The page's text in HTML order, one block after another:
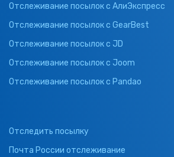
Отслеживание посылок с АлиЭкспресс
Отслеживание посылок с GearBest
Отслеживание посылок с JD
Отслеживание посылок с Joom
Отслеживание посылок с Pandao
Отследить посылку
Почта России отслеживание